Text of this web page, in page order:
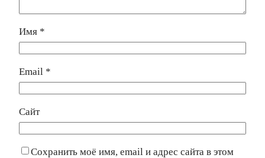
Имя *
Email *
Сайт
Сохранить моё имя, email и адрес сайта в этом